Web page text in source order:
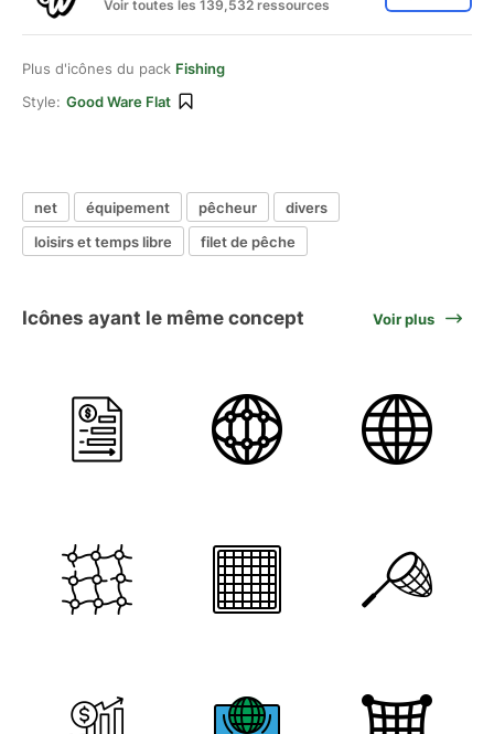
Voir toutes les 139,532 ressources
Plus d'icônes du pack Fishing
Style: Good Ware Flat
net équipement pêcheur
divers
loisirs et temps libre
filet de pêche
Icônes ayant le même concept Voir plus